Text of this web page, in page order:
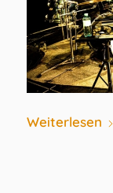
Weiterlesen